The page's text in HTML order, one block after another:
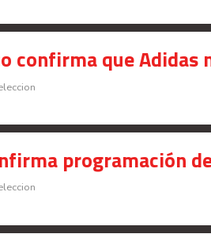
confirma que Adidas
programación